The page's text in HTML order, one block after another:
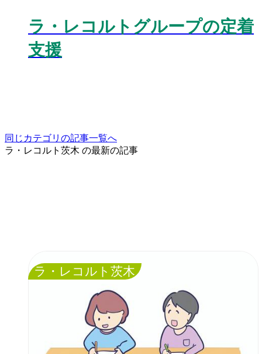
ラ・レコルトグループの定着
支援
同じカテゴリの記事⼀覧へ
ラ・レコルト茨木 の最新の記事
ラ・レコルト茨木